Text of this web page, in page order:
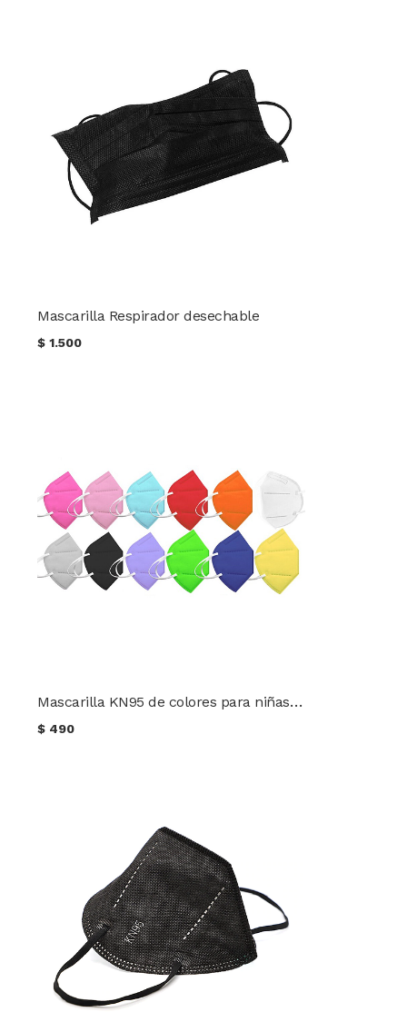
Mascarilla Respirador desechable
$1.500
Mascarilla KN95 de colores para niñas y niños
$ 490